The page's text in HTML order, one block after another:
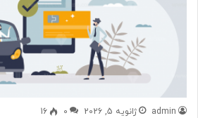
admin ژانویه 5, 2026 0
16